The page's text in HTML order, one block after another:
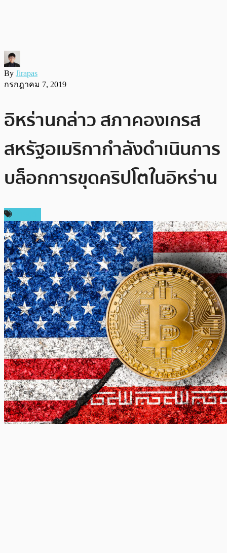
By Jirapas
กรกฎาคม 7, 2019
อิหร่านกล่าว สภาคองเกรส
สหรัฐอเมริกากำลังดำเนินการ
บล็อกการขุดคริปโตในอิหร่าน